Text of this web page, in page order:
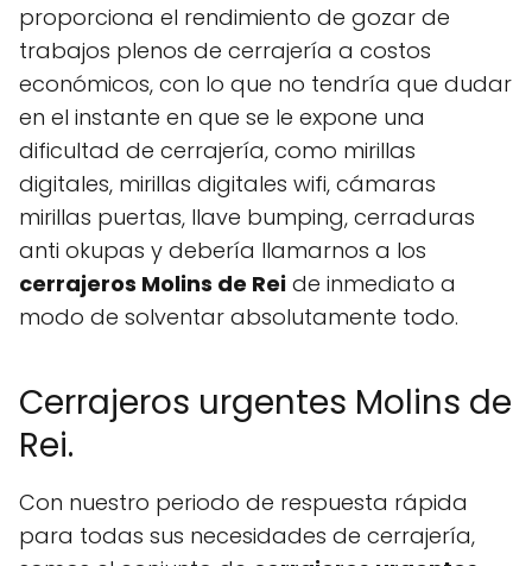
proporciona el rendimiento de gozar de
trabajos plenos de cerrajería a costos
económicos, con lo que no tendría que dudar
en el instante en que se le expone una
dificultad de cerrajería, como mirillas
digitales, mirillas digitales wifi, cámaras
mirillas puertas, llave bumping, cerraduras
anti okupas y debería llamarnos a los
cerrajeros Molins de Rei de inmediato a
modo de solventar absolutamente todo.
Cerrajeros urgentes Molins de
Rei.
Con nuestro periodo de respuesta rápida
para todas sus necesidades de cerrajería,